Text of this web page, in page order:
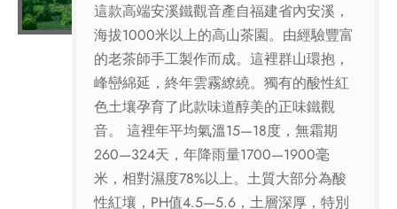
這款高端安溪鐵觀音產自福建省內安溪，
海拔1000米以上的高山茶園。由經驗豐富
的老茶師手工製作而成。這裡群山環抱，
峰巒綿延，終年雲霧繚繞。獨有的酸性紅
色土壤孕育了此款味道醇美的正味鐵觀
音。 這裡年平均氣溫15—18度，無霜期
260—324天，年降雨量1700—1900毫
米，相對濕度78%以上。土質大部分為酸
性紅壤，PH值4.5—5.6，土層深厚，特別